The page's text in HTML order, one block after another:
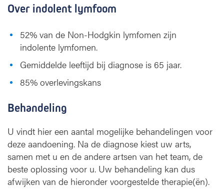
Over indolent lymfoom
52% van de Non-Hodgkin lymfomen zijn
indolente lymfomen.
Gemiddelde leeftijd bij diagnose is 65 jaar.
85% overlevingskans
Behandeling
U vindt hier een aantal mogelijke behandelingen voor
deze aandoening. Na de diagnose kiest uw arts,
samen met u en de andere artsen van het team, de
beste oplossing voor u. Uw behandeling kan dus
afwijken van de hieronder voorgestelde therapie(ën).